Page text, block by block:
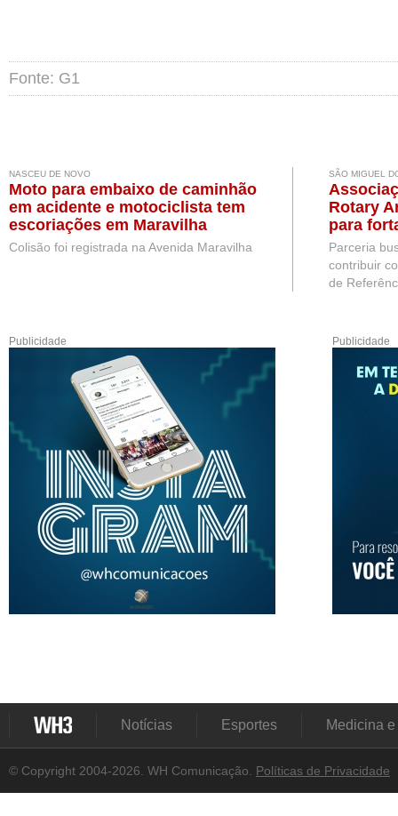
Fonte: G1
NASCEU DE NOVO
Moto para embaixo de caminhão
em acidente e motociclista tem
escoriações em Maravilha
Colisão foi registrada na Avenida Maravilha
SÃO MIGUEL
Rotary
para
pessoas
Miguel
Parceria
contribuir
de
Publicidade Publicidade
Notícias Esportes Medicina
© Copyright 2004-2026. WH Comunicação. Políticas de Privacidade